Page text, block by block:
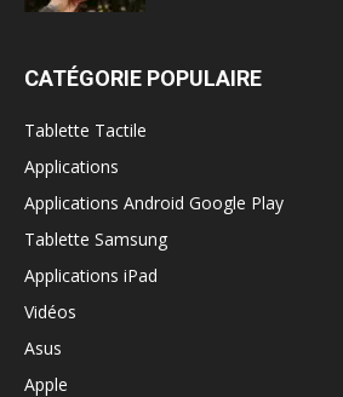
CATÉGORIE POPULAIRE
Tablette Tactile
Applications
Applications Android Google Play
Tablette Samsung
Applications iPad
Vidéos
Asus
Apple